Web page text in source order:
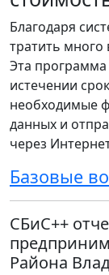
Благодаря
тратить много
Эта
истечении
необходимые
данных и
через
Базовые
СБиС++
Района